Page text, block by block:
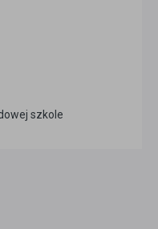
szkole